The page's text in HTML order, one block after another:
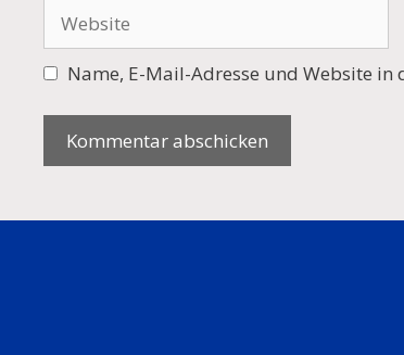
Name, E-Mail-Adresse und Website